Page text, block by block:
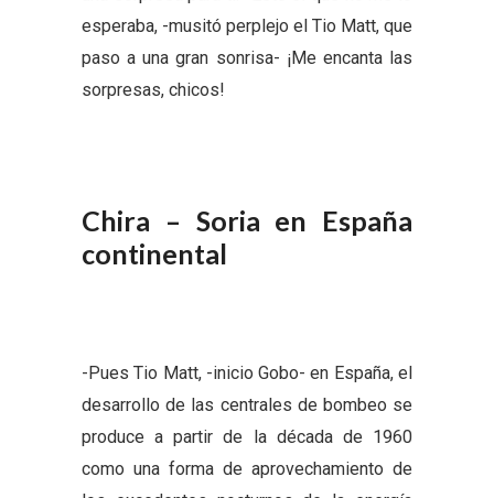
esperaba, -musitó perplejo el Tio Matt, que
paso a una gran sonrisa- ¡Me encanta las
sorpresas, chicos!
Chira – Soria en España
continental
-Pues Tio Matt, -inicio Gobo- en España, el
desarrollo de las centrales de bombeo se
produce a partir de la década de 1960
como una forma de aprovechamiento de